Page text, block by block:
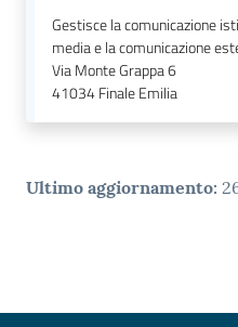
Gestisce la comunicazione
media e la comunicazione
Via Monte Grappa 6
41034Finale Emilia
Ultimo aggiornamento: